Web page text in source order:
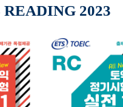
READING 2023